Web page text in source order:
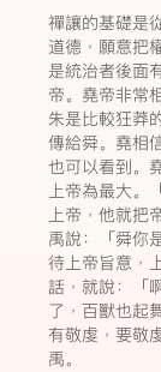
禪讓的基礎是
道德﹐願意把
是統治者後面
帝。堯帝非常
朱是比較狂莽
傳給舜。堯相
也可以看到。
上帝為最大。
上帝﹐他就把
禹說：「舜你
待上帝旨意﹐
話﹐就說：「
了﹐百獸也起
有敬虔﹐要敬
禹。